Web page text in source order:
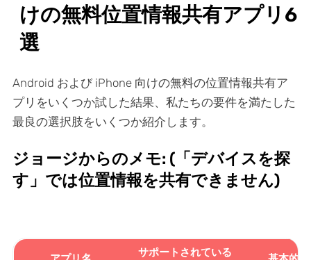
けの無料位置情報共有アプリ6
選
Android および iPhone 向けの無料の位置情報共有ア
プリをいくつか試した結果、私たちの要件を満たした
最良の選択肢をいくつか紹介します。
ジョージからのメモ: (「デバイスを探
す」では位置情報を共有できません)
サポートされている